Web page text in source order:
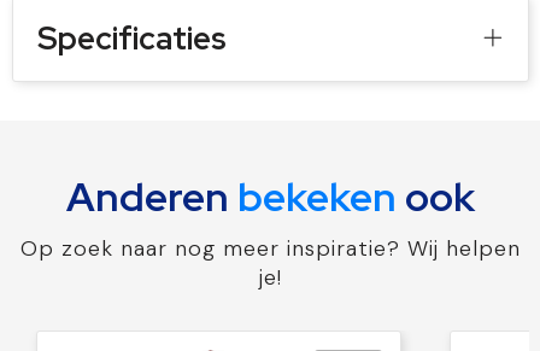
Specificaties
Anderen bekeken ook
Op zoek naar nog meer inspiratie? Wij helpen
je!